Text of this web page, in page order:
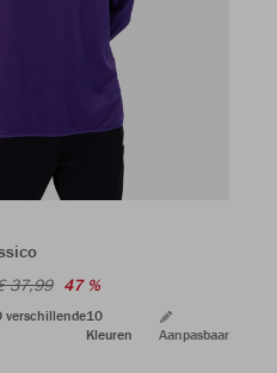
37,99 47 %
verschillende10
Kleuren
Aanpasbaar